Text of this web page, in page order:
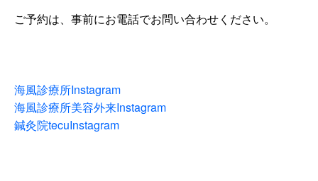
ご予約は、事前にお電話でお問い合わせください。
海風診療所Instagram
海風診療所美容外来Instagram
鍼灸院tecuInstagram